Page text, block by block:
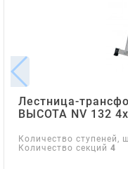
Лестница-
ВЫСОТА NV 132
Количество ступеней,
Количество секций 4